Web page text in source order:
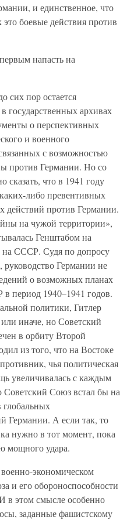
и единственное, что
боевые действия против
напасть на
сих пор остается
государственных архивах
о перспективных
и военного
с возможностью
против Германии. Но со
сказать, что в 1941 году
либо превентивных
против Германии.
на чужой территории»,
Генштабом на
на СССР. Судя по допросу
Германии не
о возможных планах
период 1940–1941 годов.
политики, Гитлер
иначе, но Советский
в орбиту Второй
из того, что на Востоке
чья политическая
увеличивалась с каждым
Союз встал бы на
глобальных
Германии. А если так, то
нужно в тот момент, пока
мощного удара.
экономическом
и его обороноспособности
в этом смысле особенно
заданные фашистскому